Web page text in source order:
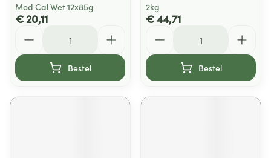
Mod Cal Wet 12x85g
€ 20,11
Bestel
2kg
€ 44,71
Bestel